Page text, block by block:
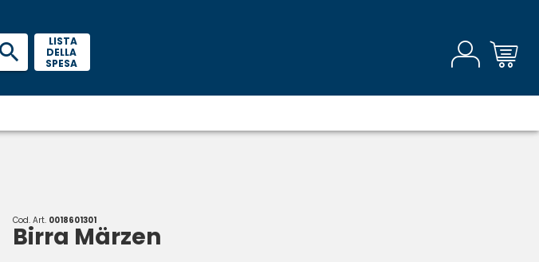
LISTA
DELLA
SPESA
Cod. Art. 0018601301
Birra Märzen